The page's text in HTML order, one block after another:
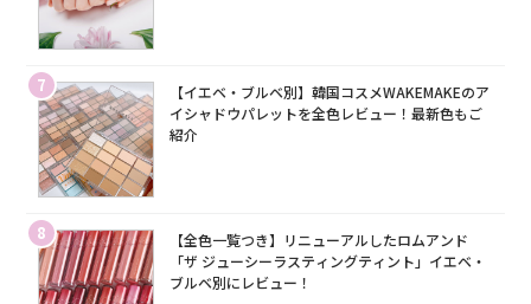
7
【イエベ・ブルベ別】韓国コスメWAKEMAKEのア
イシャドウパレットを全色レビュー！最新色もご
紹介
8
【全色一覧つき】リニューアルしたロムアンド
「ザ ジューシーラスティングティント」イエベ・
ブルベ別にレビュー！